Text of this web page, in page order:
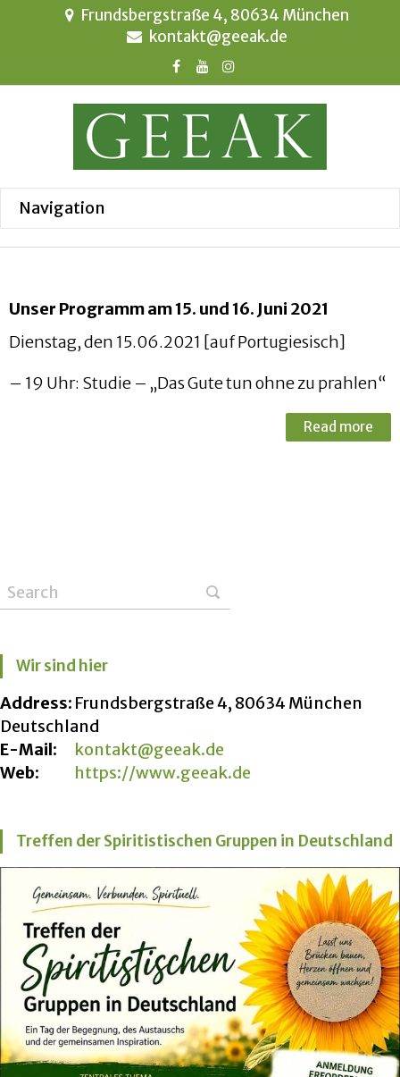
Frundsbergstraße 4, 80634 München
kontakt@geeak.de
Unser Programm am 15. und 16. Juni 2021
Dienstag, den 15.06.2021 [auf Portugiesisch]
– 19 Uhr: Studie – „Das Gute tun ohne zu prahlen“
Read more
Wir sind hier
Address: Frundsbergstraße 4, 80634 München
Deutschland
E-Mail:
kontakt@geeak.de
Web:
https://www.geeak.de
Treffen der Spiritistischen Gruppen in Deutschland